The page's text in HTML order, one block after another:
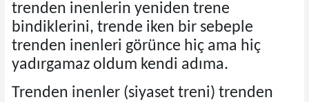
trenden inenlerin yeniden trene
bindiklerini, trende iken bir sebeple
trenden inenleri görünce hiç ama hiç
yadırgamaz oldum kendi adıma.
Trenden inenler (siyaset treni) trenden